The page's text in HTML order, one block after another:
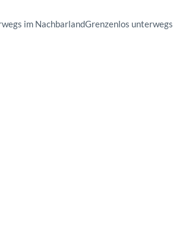
im NachbarlandGrenzenlos unterwegs